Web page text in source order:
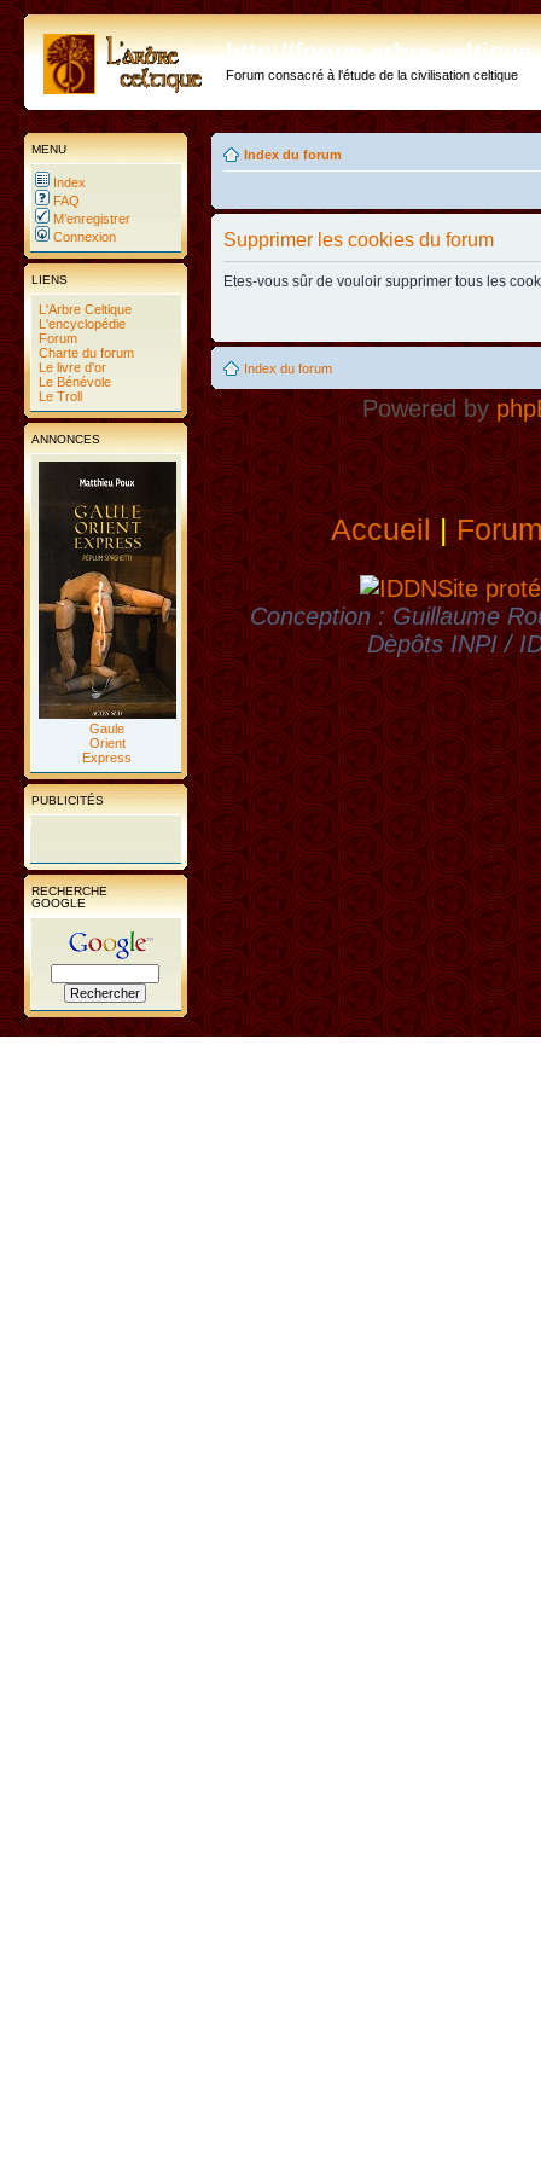
http://forum.arbre-
Forum consacré à l'étude de la civilisation celtique
MENU
Index
FAQ
M’enregistrer
Connexion
LIENS
L'Arbre Celtique
L'encyclopédie
Forum
Charte du forum
Le livre d'or
Le Bénévole
Le Troll
ANNONCES
Gaule
Orient
Express
PUBLICITÉS
RECHERCHE
GOOGLE
Index du forum
Supprimer les cookies du forum
Etes-vous sûr de vouloir supprimer tous les
Index du forum
Powered by
Accueil|
Site
Conception : Guillaume
Dèpôts INPI /